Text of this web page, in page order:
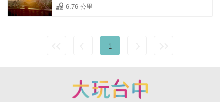
6.76 公里
1